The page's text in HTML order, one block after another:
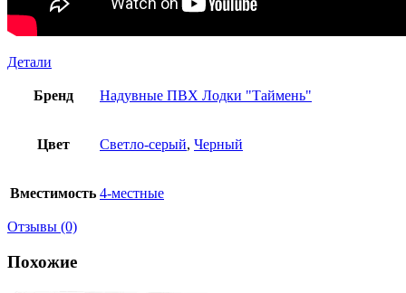
Детали
Бренд Надувные ПВХ Лодки "Таймень"
Цвет Светло-серый, Черный
Вместимость 4-местные
Отзывы (0)
Похожие